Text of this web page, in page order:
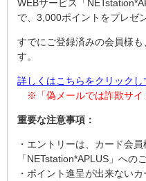
WEBサービス「
で、3,000ポイントをプレゼ
すでにご登録済みの会員様
す。
詳しくはこちらをクリックし
※「偽メールでは詐欺サイ
重要な注意事項：
・エントリーは、カード会
「NETstation*APLUS」への
・ポイント進呈が出来ない